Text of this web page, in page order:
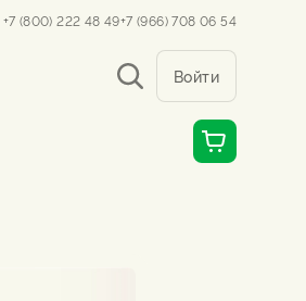
+7 (800) 222 48 49+7 (966) 708 06 54
Войти